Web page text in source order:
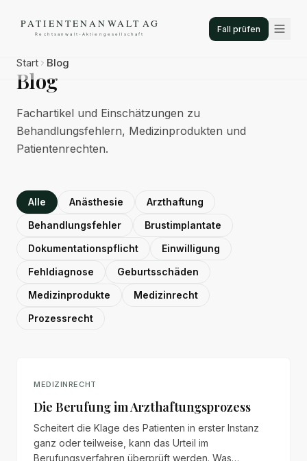
Fall prüfen
Start Blog
Blog
Fachartikel und Einschätzungen zu
Behandlungsfehlern, Medizinprodukten und
Patientenrechten.
Alle Anästhesie
Arzthaftung
Behandlungsfehler
Brustimplantate
Dokumentationspflicht
Einwilligung
Fehldiagnose
Geburtsschäden
Medizinprodukte
Medizinrecht
Prozessrecht
MEDIZINRECHT
Die Berufung im Arzthaftungsprozess
Scheitert die Klage des Patienten in erster Instanz
ganz oder teilweise, kann das Urteil im
Berufungsverfahren überprüft werden. Was